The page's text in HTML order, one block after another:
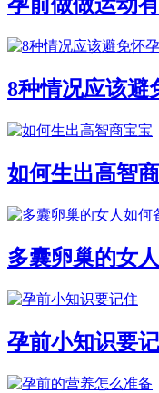
孕前做做运动
8种情况应该避
如何生出高智
多囊卵巢的女
孕前小知识要